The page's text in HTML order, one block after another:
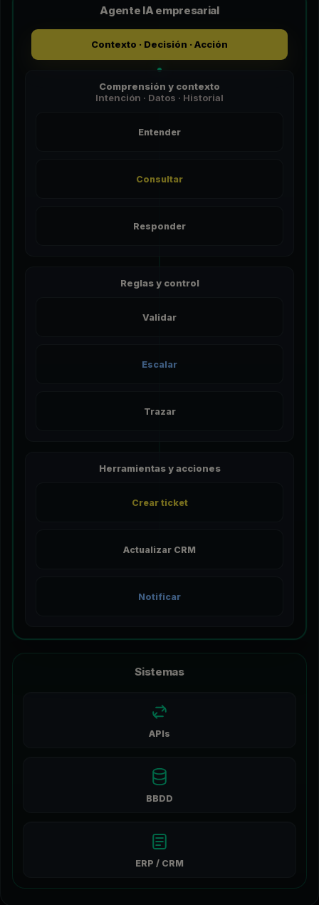
Agente IA empresarial
Contexto · Decisión · Acción
Comprensión y contexto
Intención · Datos · Historial
Entender
Consultar
Responder
Reglas y control
Validar
Escalar
Trazar
Herramientas y acciones
Crear ticket
Actualizar CRM
Notificar
Sistemas
APIs
BBDD
ERP / CRM